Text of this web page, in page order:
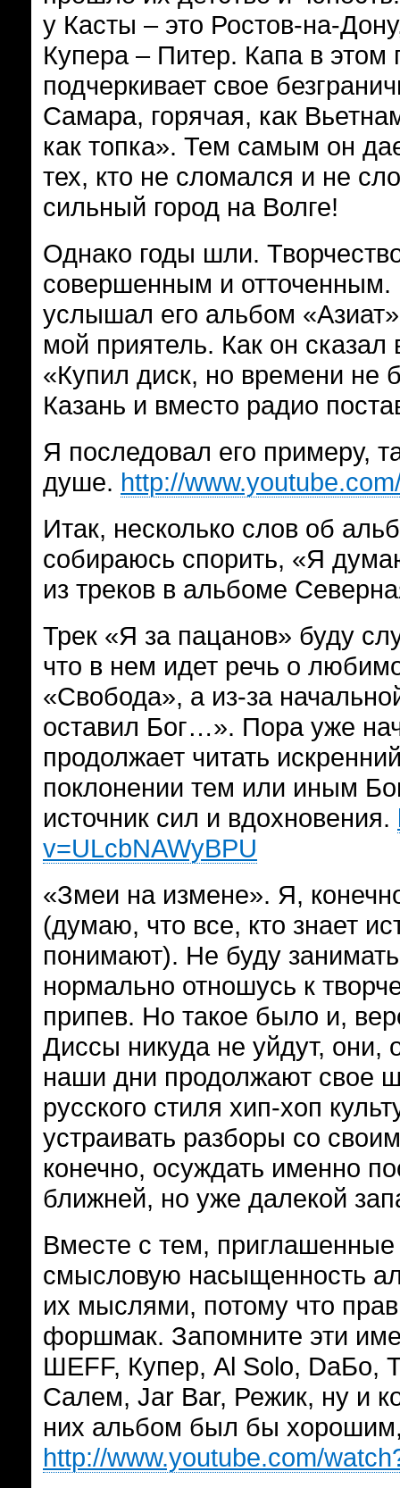
у Касты – это Ростов-на-
Купера – Питер. Капа в этом
подчеркивает свое
Самара, горячая, как
как топка». Тем самым он
тех, кто не сломался и не
сильный город на Волге!
Однако годы шли.
совершенным и
услышал его альбом
мой приятель. Как он сказал
«Купил диск, но времени не
Казань и вместо радио
Я последовал его примеру,
душе. http://
Итак, несколько слов об
собираюсь спорить, «Я
из треков в альбоме
Трек «Я за пацанов» буду
что в нем идет речь о
«Свобода», а из-за
оставил Бог…». Пора уже
продолжает читать
поклонении тем или иным
источник сил и вдохновения.
v=ULcbNAWyBPU
«Змеи на измене». Я,
(думаю, что все, кто знает
понимают). Не буду
нормально отношусь к
припев. Но такое было и,
Диссы никуда не уйдут, они,
наши дни продолжают свое
русского стиля хип-хоп
устраивать разборы со
конечно, осуждать именно
ближней, но уже далекой
Вместе с тем,
смысловую насыщенность
их мыслями, потому что
форшмак. Запомните эти
ШЕFF, Купер, Al Solo, DaБo,
Салем, Jar Bar, Режик, ну и
них альбом был бы
http://www.youtube.com/